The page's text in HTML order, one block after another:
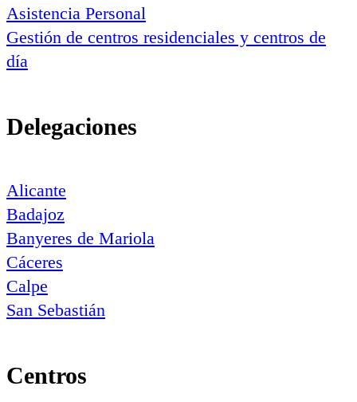
Asistencia Personal
Gestión de centros residenciales y centros de
día
Delegaciones
Alicante
Badajoz
Banyeres de Mariola
Cáceres
Calpe
San Sebastián
Centros